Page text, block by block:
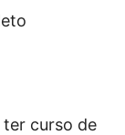
ter curso de